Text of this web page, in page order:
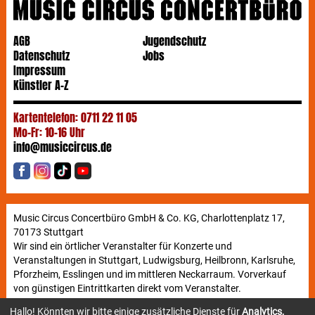
AGB
Datenschutz
Impressum
Jugendschutz
Jobs
Künstler A-Z
Kartentelefon: 0711 22 11 05
Mo-Fr: 10-16 Uhr
info@musiccircus.de
Music Circus Concertbüro GmbH & Co. KG, Charlottenplatz 17,
70173 Stuttgart
Wir sind ein örtlicher Veranstalter für Konzerte und
Veranstaltungen in Stuttgart, Ludwigsburg, Heilbronn, Karlsruhe,
Pforzheim, Esslingen und im mittleren Neckarraum. Vorverkauf
von günstigen Eintrittkarten direkt vom Veranstalter.
Hallo! Könnten wir bitte einige zusätzliche Dienste fürAnalytics,